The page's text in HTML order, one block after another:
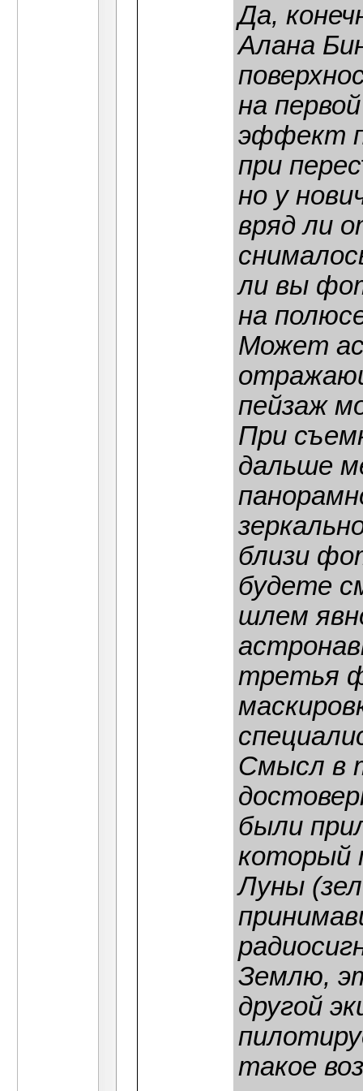
Да,
Алана
на
эффект
при
но у
вряд ли
ли вы
на
Может
пейзаж
При
дальше
близи
будете
шлем
третья
Смысл в
были
который
Луны
Землю,
другой
такое